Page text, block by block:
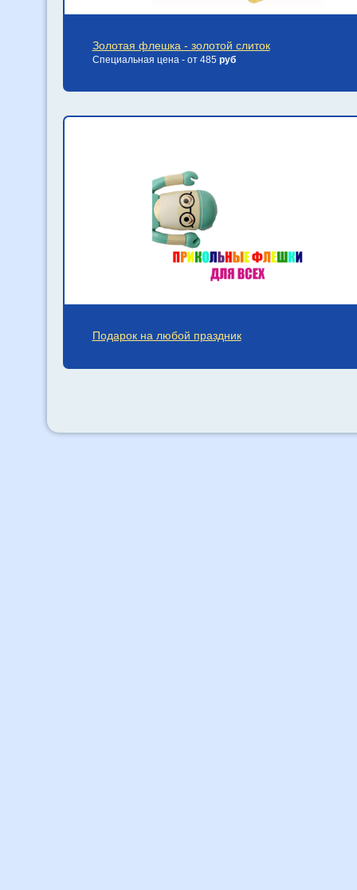
Золотая флешка - золотой слиток
Специальная цена - от 485 руб
Подарок на любой праздник